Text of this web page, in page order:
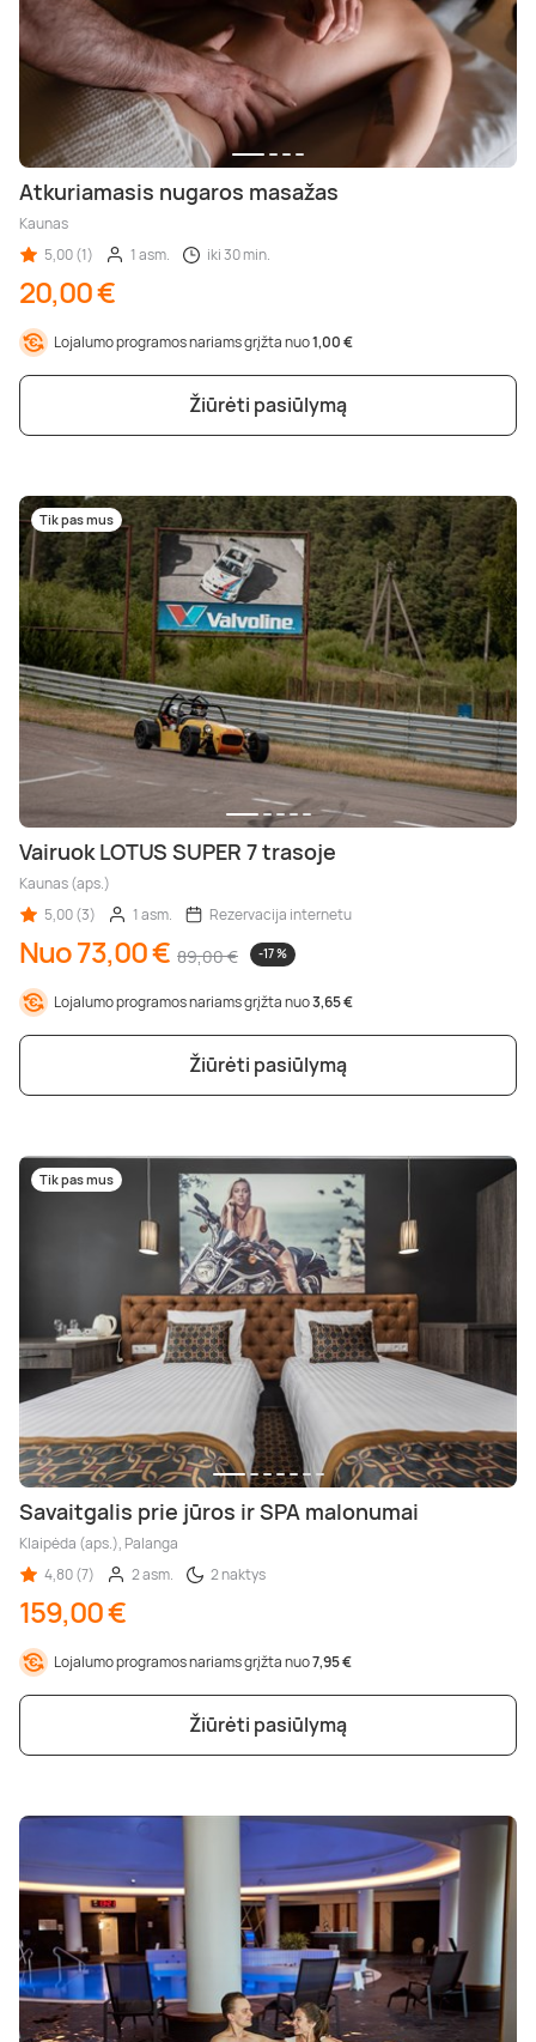
Atkuriamasis nugaros masažas
Kaunas
5,00 (1)
1 asm. iki 30 min.
20,00 €
Lojalumo programos nariams grįžta nuo1,00 €
Žiūrėti pasiūlymą
Tik pas mus
Vairuok LOTUS SUPER 7 trasoje
Kaunas (aps.)
5,00 (3)
1 asm. Rezervacija internetu
Nuo 73,00 € 89,00 € -17 %
Lojalumo programos nariams grįžta nuo3,65 €
Žiūrėti pasiūlymą
Tik pas mus
Savaitgalis prie jūros ir SPA malonumai
Klaipėda (aps.), Palanga
4,80 (7)
2 asm. 2 naktys
159,00 €
Lojalumo programos nariams grįžta nuo7,95 €
Žiūrėti pasiūlymą